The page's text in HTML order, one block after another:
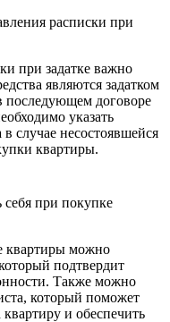
расписки при
при задатке важно
являются задатком
последующем договоре
указать
в случае несостоявшейся
квартиры.
при покупке
квартиры можно
подтвердит
Также можно
который поможет
и обеспечить